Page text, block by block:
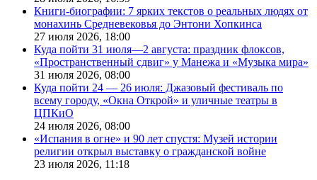
Книги-биографии: 7 ярких текстов о реальных людях от
монахинь Средневековья до Энтони Хопкинса
27 июля 2026, 18:00
Куда пойти 31 июля—2 августа: праздник флоксов,
«Пространственный сдвиг» у Манежа и «Музыка мира»
31 июля 2026, 08:00
Куда пойти 24 — 26 июля: Джазовый фестиваль по
всему городу, «Окна Открой» и уличные театры в
ЦПКиО
24 июля 2026, 08:00
«Испания в огне» и 90 лет спустя: Музей истории
религии открыл выставку о гражданской войне
23 июля 2026, 11:18